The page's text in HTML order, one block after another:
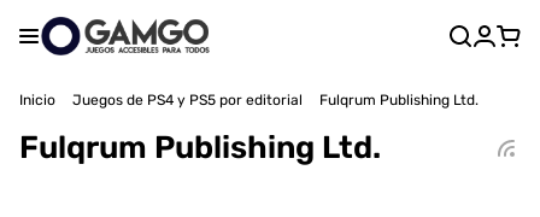
Inicio Juegos de PS4 y PS5 por editorial Fulqrum Publishing Ltd.
Fulqrum Publishing Ltd.